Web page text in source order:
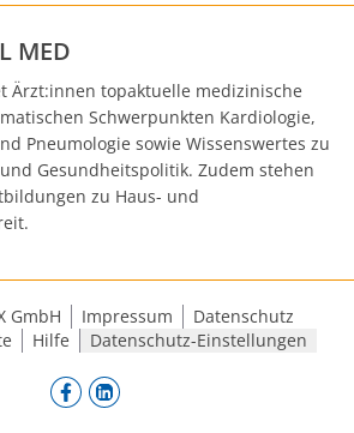
MED
Ärzt:innen topaktuelle medizinische
Schwerpunkten Kardiologie,
Pneumologie sowie Wissenswertes zu
Gesundheitspolitik. Zudem stehen
zu Haus- und
GmbH Impressum
Datenschutz
Hilfe Datenschutz-Einstellungen